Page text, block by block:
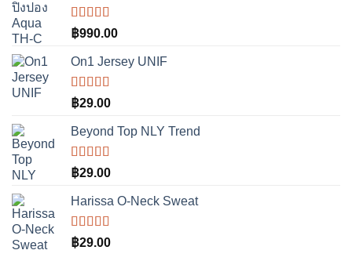
ให้
คะแนน
3.50
ตั้งแต่ 1-
5
คะแนน
฿990.00
On1 Jersey UNIF
ให้คะแนน
5.00
1-5 คะแนน
฿29.00
Beyond Top NLY Trend
ให้
คะแนน
3.50
ตั้งแต่ 1-
5
คะแนน
฿29.00
Harissa O-Neck Sweat
ให้
คะแนน
฿29.00